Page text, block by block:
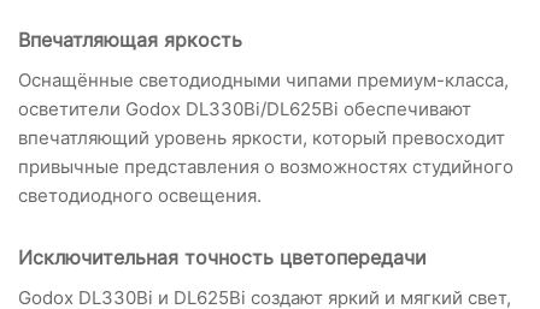
Впечатляющая яркость
Оснащённые светодиодными чипами премиум-класса,
осветители Godox DL330Bi/DL625Bi обеспечивают
впечатляющий уровень яркости, который превосходит
привычные представления о возможностях студийного
светодиодного освещения.
Исключительная точность цветопередачи
Godox DL330Bi и DL625Bi создают яркий и мягкий свет,